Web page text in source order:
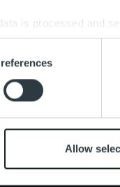
is processed and
ads, to provide
our social media,
or that they’ve
Allow